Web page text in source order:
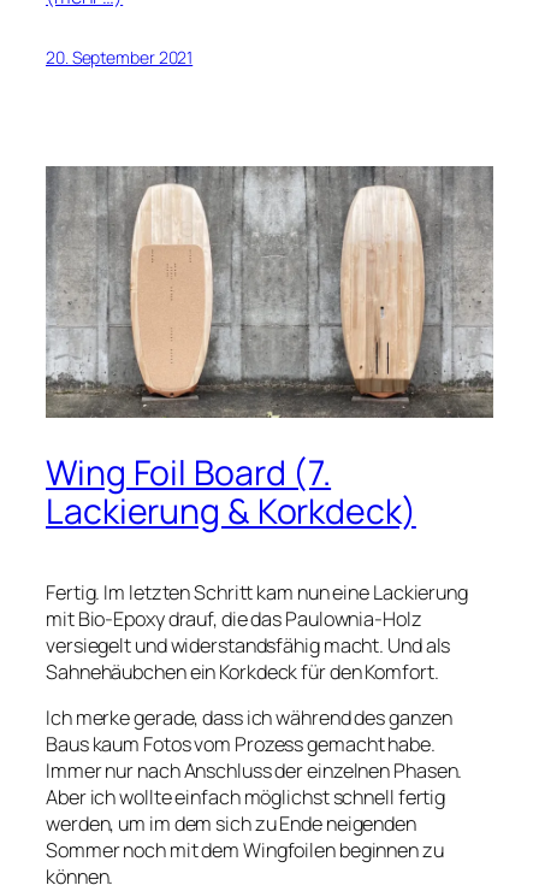
20. September 2021
Wing Foil Board (7.
Lackierung & Korkdeck)
Fertig. Im letzten Schritt kam nun eine Lackierung
mit Bio-Epoxy drauf, die das Paulownia-Holz
versiegelt und widerstandsfähig macht. Und als
Sahnehäubchen ein Korkdeck für den Komfort.
Ich merke gerade, dass ich während des ganzen
Baus kaum Fotos vom Prozess gemacht habe.
Immer nur nach Anschluss der einzelnen Phasen.
Aber ich wollte einfach möglichst schnell fertig
werden, um im dem sich zu Ende neigenden
Sommer noch mit dem Wingfoilen beginnen zu
können.